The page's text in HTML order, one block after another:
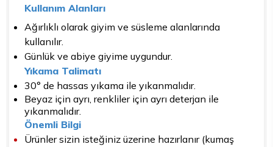
Kullanım Alanları
Ağırlıklı olarak giyim ve süsleme alanlarında
kullanılır.
Günlük ve abiye giyime uygundur.
Yıkama Talimatı
30° de hassas yıkama ile yıkanmalıdır.
Beyaz için ayrı, renkliler için ayrı deterjan ile
yıkanmalıdır.
Önemli Bilgi
Ürünler sizin isteğiniz üzerine hazırlanır (kumaş